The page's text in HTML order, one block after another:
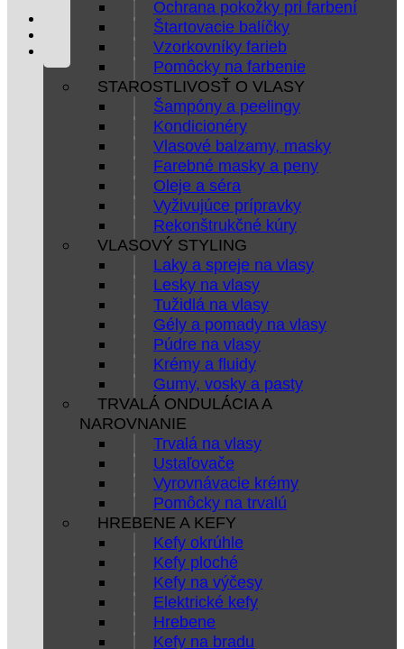
Ochrana pokožky pri farbení
Štartovacie balíčky
Vzorkovníky farieb
Pomôcky na farbenie
STAROSTLIVOSŤ O VLASY
Šampóny a peelingy
Kondicionéry
Vlasové balzamy, masky
Farebné masky a peny
Oleje a séra
Vyživujúce prípravky
Rekonštrukčné kúry
VLASOVÝ STYLING
Laky a spreje na vlasy
Lesky na vlasy
Tužidlá na vlasy
Gély a pomady na vlasy
Púdre na vlasy
Krémy a fluidy
Gumy, vosky a pasty
TRVALÁ ONDULÁCIA A
NAROVNANIE
Trvalá na vlasy
Ustaľovače
Vyrovnávacie krémy
Pomôcky na trvalú
HREBENE A KEFY
Kefy okrúhle
Kefy ploché
Kefy na výčesy
Elektrické kefy
Hrebene
Kefy na bradu